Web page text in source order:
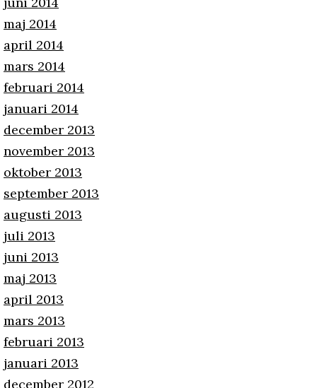
maj 2014
april 2014
mars 2014
februari 2014
januari 2014
december 2013
november 2013
oktober 2013
september 2013
augusti 2013
juli 2013
juni 2013
maj 2013
april 2013
mars 2013
februari 2013
januari 2013
december 2012